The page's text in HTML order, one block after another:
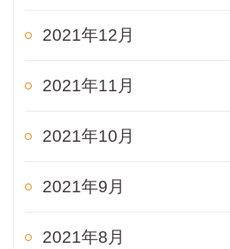
2021年12月
2021年11月
2021年10月
2021年9月
2021年8月